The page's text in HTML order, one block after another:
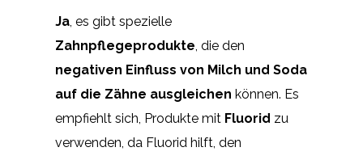
Ja, es gibt spezielle
Zahnpflegeprodukte, die den
negativen Einfluss von Milch und Soda
auf die Zähne ausgleichen können. Es
empfiehlt sich, Produkte mit Fluorid zu
verwenden, da Fluorid hilft, den